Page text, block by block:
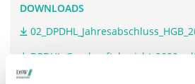
DOWNLOADS
DPDHL-Geschaeftsbericht-